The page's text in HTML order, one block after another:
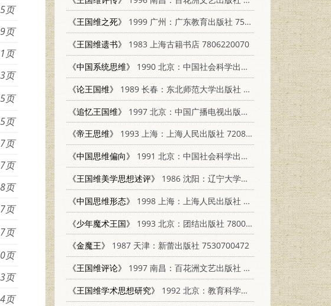
5
9
《王国维之死》
1999 广州：广东教育出版社 7540641703
《王国维遗书》
1983 上海古籍书店 7806220070
《中国系统思维》
1990 北京：中国社会科学出版社 7500405502
《论王国维》
1989 长春：东北师范大学出版社 756020158X
《追忆王国维》
1997 北京：中国广播电视出版社 7504329193
《帝王思维》
1993 上海：上海人民出版社 7208014752
《中国思维偏向》
1991 北京：中国社会科学出版社 7500408420
《王国维美学思想述评》
1986 沈阳：辽宁大学出版社 10429·017
《中国思维形态》
1998 上海：上海人民出版社 720802717X
《少年魔术王国》
1993 北京：团结出版社 7800617734
《金魔王》
1987 天津：新蕾出版社 7530700472
《王国维评论》
1997 南昌：百花洲文艺出版社 7805799385
《王国维学术思想研究》
1992 北京：教育科学出版社 7504109916